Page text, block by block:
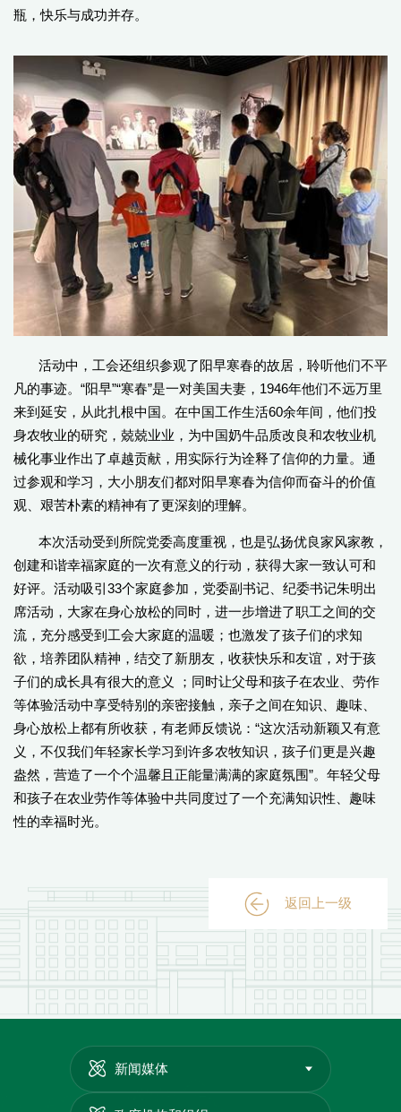
瓶，快乐与成功并存。
活动中，工会还组织参观了阳早寒春的故居，聆听他们不平
凡的事迹。“阳早”“寒春”是一对美国夫妻，1946年他们不远万里
来到延安，从此扎根中国。在中国工作生活60余年间，他们投
身农牧业的研究，兢兢业业，为中国奶牛品质改良和农牧业机
械化事业作出了卓越贡献，用实际行为诠释了信仰的力量。通
过参观和学习，大小朋友们都对阳早寒春为信仰而奋斗的价值
观、艰苦朴素的精神有了更深刻的理解。
本次活动受到所院党委高度重视，也是弘扬优良家风家教，
创建和谐幸福家庭的一次有意义的行动，获得大家一致认可和
好评。活动吸引33个家庭参加，党委副书记、纪委书记朱明出
席活动，大家在身心放松的同时，进一步增进了职工之间的交
流，充分感受到工会大家庭的温暖；也激发了孩子们的求知
欲，培养团队精神，结交了新朋友，收获快乐和友谊，对于孩
子们的成长具有很大的意义 ；同时让父母和孩子在农业、劳作
等体验活动中享受特别的亲密接触，亲子之间在知识、趣味、
身心放松上都有所收获，有老师反馈说：“这次活动新颖又有意
义，不仅我们年轻家长学习到许多农牧知识，孩子们更是兴趣
盎然，营造了一个个温馨且正能量满满的家庭氛围”。年轻父母
和孩子在农业劳作等体验中共同度过了一个充满知识性、趣味
性的幸福时光。
返回上一级
新闻媒体